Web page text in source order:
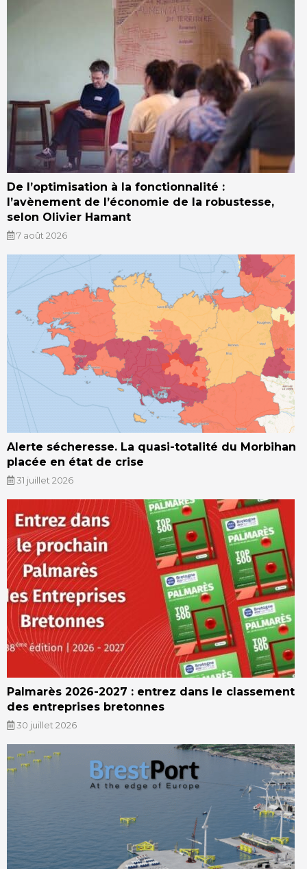
De l’optimisation à la fonctionnalité :
l’avènement de l’économie de la robustesse,
selon Olivier Hamant
7 août 2026
Alerte sécheresse. La quasi-totalité du Morbihan
placée en état de crise
31 juillet 2026
Palmarès 2026-2027 : entrez dans le classement
des entreprises bretonnes
30 juillet 2026